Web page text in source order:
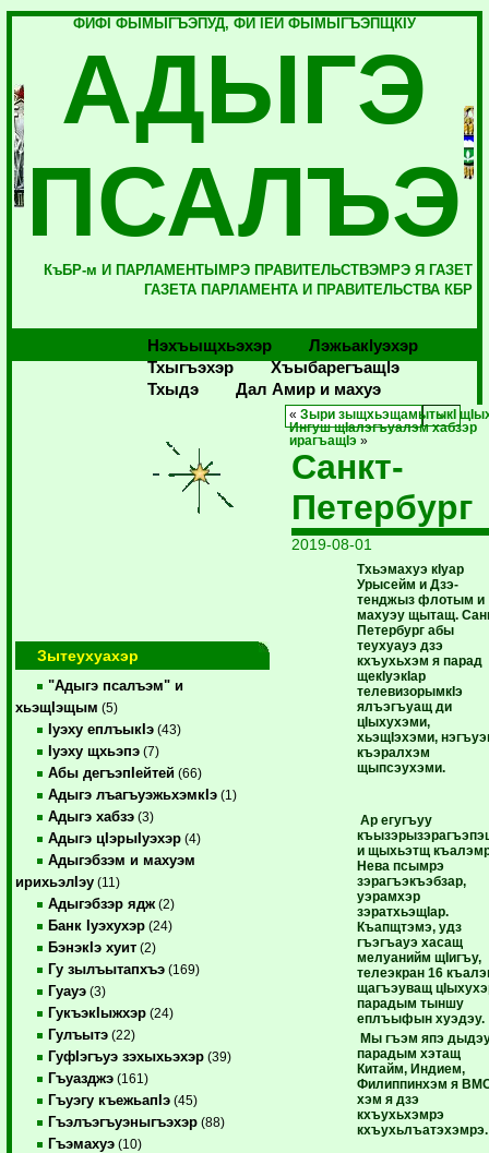
ФИФI ФЫМЫГЪЭПУД, ФИ IЕЙ ФЫМЫГЪЭПЩКIУ
АДЫГЭ
ПСАЛЪЭ
КъБР-м И ПАРЛАМЕНТЫМРЭ ПРАВИТЕЛЬСТВЭМРЭ Я ГАЗЕТ
ГАЗЕТА ПАРЛАМЕНТА И ПРАВИТЕЛЬСТВА КБР
Нэхъыщхьэхэр
Лэжьакlуэхэр
Тхыгъэхэр
Хъыбарегъащlэ
Тхыдэ
Дал Амир и махуэ
Зытеухуахэр
"Адыгэ псалъэм" и
хьэщIэщым (5)
Iуэху еплъыкIэ (43)
Iуэху щхьэпэ (7)
Абы дегъэпIейтей (66)
Адыгэ лъагъуэжьхэмкIэ (1)
Адыгэ хабзэ (3)
Адыгэ цIэрыIуэхэр (4)
Адыгэбзэм и махуэм
ирихьэлIэу (11)
Адыгэбзэр ядж (2)
Банк Iуэхухэр (24)
БэнэкIэ хуит (2)
Гу зылъытапхъэ (169)
Гуауэ (3)
ГукъэкIыжхэр (24)
Гулъытэ (22)
ГуфIэгъуэ зэхыхьэхэр (39)
Гъуазджэ (161)
Гъуэгу къежьапIэ (45)
Гъэлъэгъуэныгъэхэр (88)
Гъэмахуэ (10)
«Зыри зыщхьэщамытыкI
Ингуш щIалэгъуалэм хабзэр
ирагъащIэ »
Санкт-
Петербург
2019-08-01
Тхьэмахуэ кIуар
Урысейм и Дзэ-
тенджыз флотым и
махуэу щытащ.
Петербург абы
теухуауэ дзэ
кхъухьхэм я парад
щекIуэкIар
телевизорымкIэ
ялъэгъуащ ди
цIыхухэми,
хьэщIэхэми,
къэралхэм
щыпсэухэми.
Ар егугъуу
и щыхьэтщ
Нева псымрэ
зэрагъэкъэбзар,
уэрамхэр
зэратхьэщIар.
Къапщтэмэ, удз
гъэгъауэ хасащ
мелуанийм щIигъу,
телеэкран 16
щагъэуващ
парадым тыншу
еплъыфын хуэдэу.
Мы гъэм япэ
парадым хэтащ
Китайм, Индием,
Филиппинхэм я
хэм я дзэ
кхъухьхэмрэ
кхъухьлъатэхэмрэ.